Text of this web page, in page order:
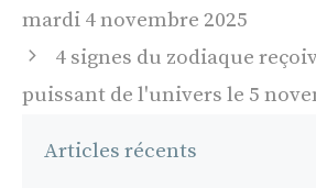
mardi 4 novembre 2025
4 signes du zodiaque
puissant de l'univers le 5
Articles récents